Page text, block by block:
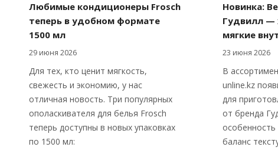
Любимые кондиционеры Frosch
теперь в удобном формате
1500 мл
29 июня 2026
Для тех, кто ценит мягкость,
свежесть и экономию, у нас
отличная новость. Три популярных
ополаскивателя для белья Frosch
теперь доступны в новых упаковках
по 1500 мл:
Новинка:
Гудвилл —
мягкие
23 июня 2026
В
unline.kz
для
от бренда
баланс